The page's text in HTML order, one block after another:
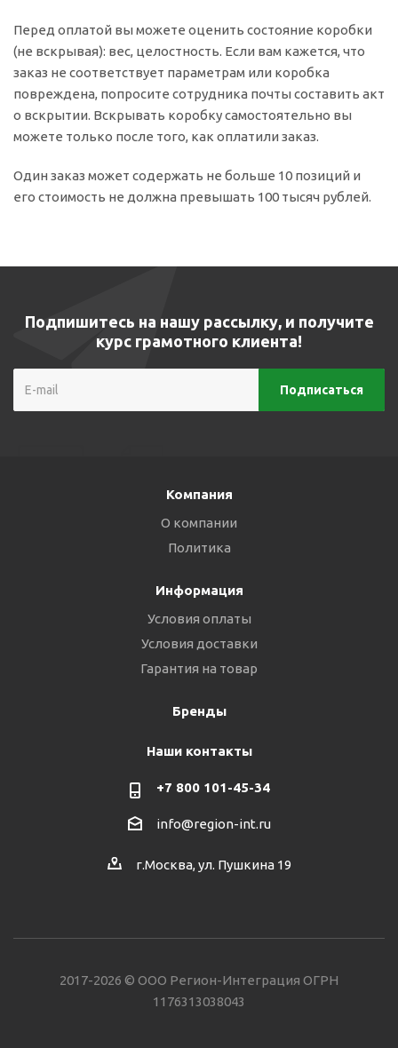
Перед оплатой вы можете оценить состояние коробки
(не вскрывая): вес, целостность. Если вам кажется, что
заказ не соответствует параметрам или коробка
повреждена, попросите сотрудника почты составить акт
о вскрытии. Вскрывать коробку самостоятельно вы
можете только после того, как оплатили заказ.
Один заказ может содержать не больше 10 позиций и
его стоимость не должна превышать 100 тысяч рублей.
Подпишитесь на нашу рассылку, и получите
курс грамотного клиента!
Компания
О компании
Политика
Информация
Условия оплаты
Условия доставки
Гарантия на товар
Бренды
Наши контакты
+7 800 101-45-34
info@region-int.ru
г.Москва, ул. Пушкина 19
2017-2026 © ООО Регион-Интеграция ОГРН
1176313038043